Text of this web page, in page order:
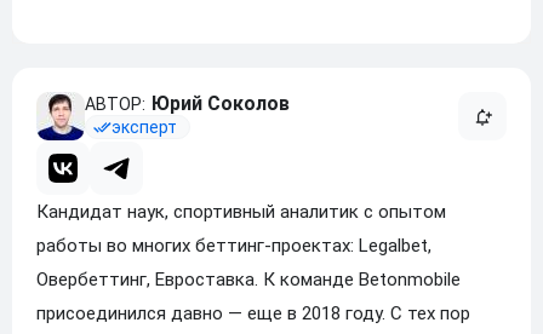
Юрий Соколов
эксперт
Кандидат наук, спортивный аналитик с опытом
работы во многих беттинг-проектах: Legalbet,
Овербеттинг, Евроставка. К команде Betonmobile
присоединился давно — еще в 2018 году. С тех пор